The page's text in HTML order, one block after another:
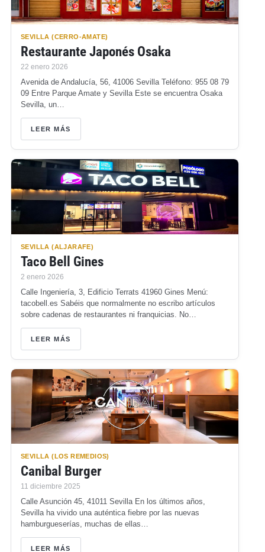
SEVILLA (CERRO-AMATE)
Restaurante Japonés Osaka
22 enero 2026
Avenida de Andalucía, 56, 41006 Sevilla Teléfono: 955 08 79
09 Entre Parque Amate y Sevilla Este se encuentra Osaka
Sevilla, un…
LEER MÁS
SEVILLA (ALJARAFE)
Taco Bell Gines
2 enero 2026
Calle Ingeniería, 3, Edificio Terrats 41960 Gines Menú:
tacobell.es Sabéis que normalmente no escribo artículos
sobre cadenas de restaurantes ni franquicias. No…
LEER MÁS
SEVILLA (LOS REMEDIOS)
Canibal Burger
11 diciembre 2025
Calle Asunción 45, 41011 Sevilla En los últimos años,
Sevilla ha vivido una auténtica fiebre por las nuevas
hamburgueserías, muchas de ellas…
LEER MÁS